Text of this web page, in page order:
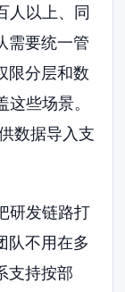
人以上、同
需要统一管
限分层和数
些场景。
数据导入支
研发链路打
队不用在多
支持按部